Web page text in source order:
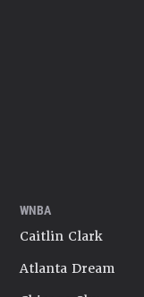
WNBA
Caitlin Clark
Atlanta Dream